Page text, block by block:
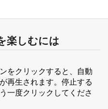
楽しむには
をクリックすると、自動
再生されます。停止する
一度クリックしてくださ